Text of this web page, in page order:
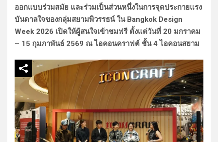
ออกแบบร่วมสมัย และร่วมเป็นส่วนหนึ่งในการจุดประกายแรง
บันดาลใจของกลุ่มสยามพิวรรธน์ ใน Bangkok Design
Week 2026 เปิดให้ผู้สนใจเข้าชมฟรี ตั้งแต่วันที่ 20 มกราคม
– 15 กุมภาพันธ์ 2569 ณ ไอคอนคราฟต์ ชั้น 4 ไอคอนสยาม